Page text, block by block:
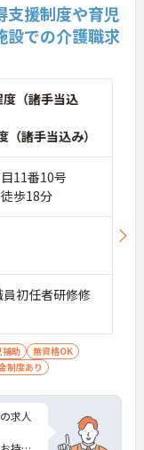
支援制度や育児
設での介護職求
度（諸手当込
（諸手当込み）
11番10号
歩18分
初任者研修修
補助
無資格OK
制度あり
求人